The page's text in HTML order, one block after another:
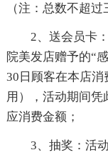
（注：总数不超过
2、送会员卡：
院美发店赠予的“
30日顾客在本店消
用），活动期间凭
应消费金额；
3、抽奖：活动